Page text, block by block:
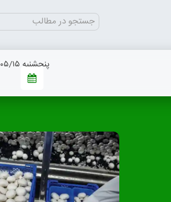
جستجو
برای:
پنجشنبه ۱۴۰۵/۰۵/۱۵